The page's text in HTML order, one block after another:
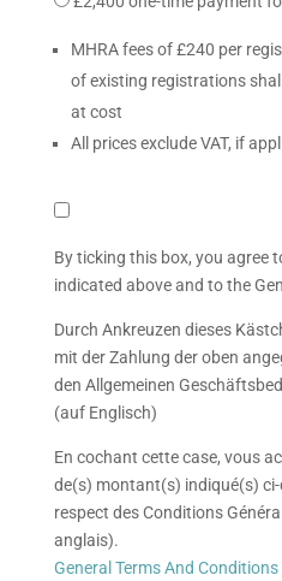
MHRA fees of £240 per
of existing registrations
at cost
All prices exclude VAT, if
By
this
box
you
agree
to
pay
amount(s)
indicated
above
and
to
By ticking this box, you agree
indicated above and to the
Durch Ankreuzen dieses
mit der Zahlung der oben
den Allgemeinen
(auf Englisch)
En cochant cette case, vous
de(s) montant(s) indiqué(s)
respect des Conditions
anglais).
General Terms And Conditions